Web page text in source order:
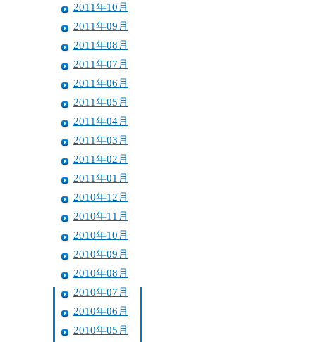
2011年10月
2011年09月
2011年08月
2011年07月
2011年06月
2011年05月
2011年04月
2011年03月
2011年02月
2011年01月
2010年12月
2010年11月
2010年10月
2010年09月
2010年08月
2010年07月
2010年06月
2010年05月